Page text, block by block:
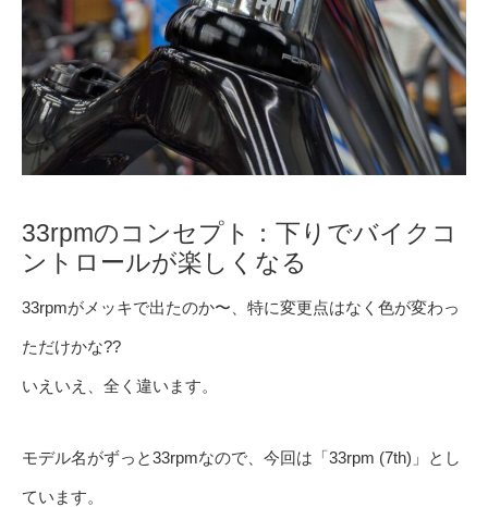
33rpmのコンセプト：下りでバイクコ
ントロールが楽しくなる
33rpmがメッキで出たのか〜、特に変更点はなく色が変わっ
ただけかな??
いえいえ、全く違います。
モデル名がずっと33rpmなので、今回は「33rpm (7th)」とし
ています。